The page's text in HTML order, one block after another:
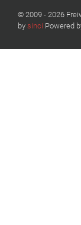
© 2009 - 2026
by sinci Powered